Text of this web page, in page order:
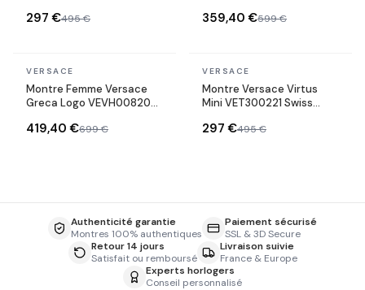
inoxydable
297 €495 €
bracelet en cuir vert
359,40 €599 €
En stock
VERSACE
Montre Femme Versace
Greca Logo VEVH00820
cadran noir
419,40 €699 €
En stock
VERSACE
Montre Versace Virtus
Mini VET300221 Swiss
inoxydable
297 €495 €
Authenticité garantie
Montres 100% authentiques
Paiement sécurisé
SSL & 3D Secure
Retour 14 jours
Satisfait ou remboursé
Livraison suivie
France & Europe
Experts horlogers
Conseil personnalisé